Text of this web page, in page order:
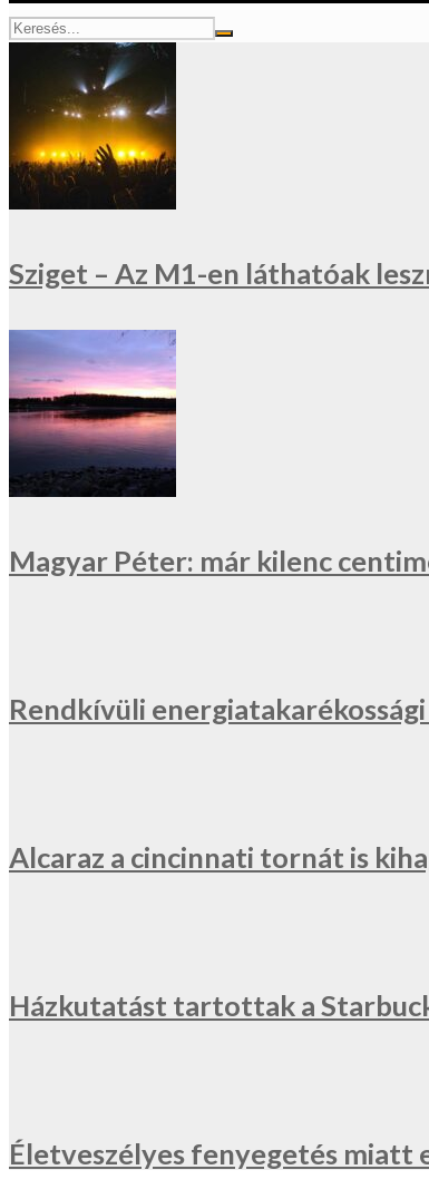
Sziget – Az M1-en láthatóak
Magyar Péter: már kilenc
Rendkívüli
Alcaraz a cincinnati tornát is
Házkutatást tartottak a
Életveszélyes fenyegetés miatt